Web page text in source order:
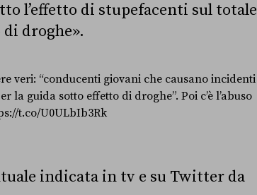
l’effetto di stupefacenti sul totale
droghe».
veri: “conducenti giovani che causano incidenti
la guida sotto effetto di droghe”. Poi c’è l’abuso
t.co/U0ULbIb3Rk
indicata in tv e su Twitter da